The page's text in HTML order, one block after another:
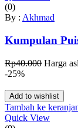
(0)
By : Akhmad
Kumpulan
Rp40.000 Harga
-25%
Add to wishlist
Tambah ke
Quick View